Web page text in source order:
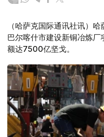
（哈萨克国际通讯社讯）
巴尔喀什市建设新铜冶炼
额达7500亿坚戈。